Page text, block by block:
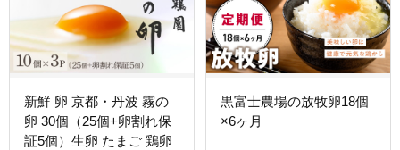
新鮮 卵 京都・丹波 霧の
卵 30個（25個+卵割れ保
証5個）生卵 たまご 鶏卵
黒富士農場の放牧卵18個
×6ヶ月